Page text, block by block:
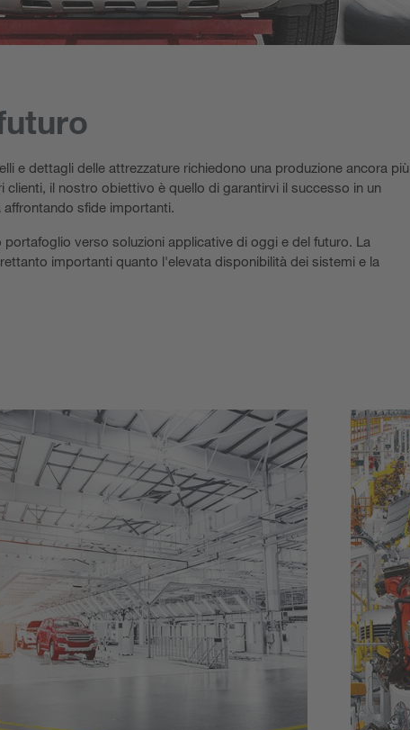
e dettagli delle attrezzature richiedono una produzione ancora più
il nostro obiettivo è quello di garantirvi il successo in un
sfide importanti.
verso soluzioni applicative di oggi e del futuro. La
importanti quanto l'elevata disponibilità dei sistemi e la